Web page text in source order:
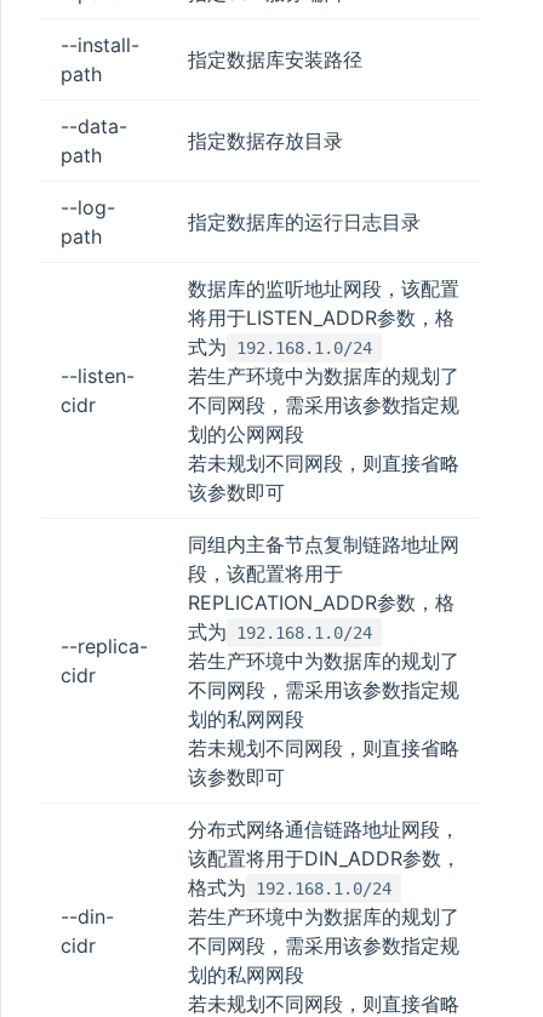
--install-
path
指定数据库安装路径
--data-
path
指定数据存放目录
--log-
path
指定数据库的运行日志目录
--listen-
cidr
数据库的监听地址网段，该配置
将用于LISTEN_ADDR参数，格
式为
192.168.1.0/24
若生产环境中为数据库的规划了
不同网段，需采用该参数指定规
划的公网网段
若未规划不同网段，则直接省略
该参数即可
--replica-
cidr
同组内主备节点复制链路地址网
段，该配置将用于
REPLICATION_ADDR参数，格
式为
192.168.1.0/24
若生产环境中为数据库的规划了
不同网段，需采用该参数指定规
划的私网网段
若未规划不同网段，则直接省略
该参数即可
--din-
cidr
分布式网络通信链路地址网段，
该配置将用于DIN_ADDR参数，
格式为
192.168.1.0/24
若生产环境中为数据库的规划了
不同网段，需采用该参数指定规
划的私网网段
若未规划不同网段，则直接省略